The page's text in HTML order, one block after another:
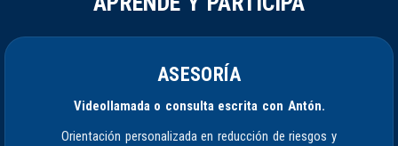
ASESORÍA
Videollamada o consulta escrita con Antón.
Orientación personalizada en reducción de riesgos y